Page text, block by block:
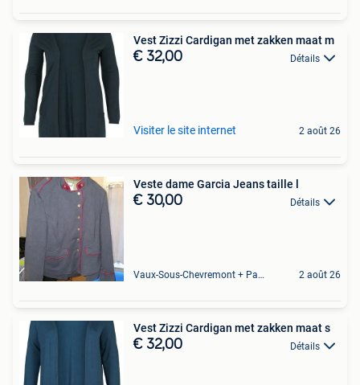
Vest Zizzi Cardigan met zakken maat m
€ 32,00 Détails
Visiter le site internet 2 août 26
Veste dame Garcia Jeans taille l
€ 30,00 Détails
Vaux-Sous-Chevremont + Partie De Chenee 2 août 26
Vest Zizzi Cardigan met zakken maat s
€ 32,00 Détails